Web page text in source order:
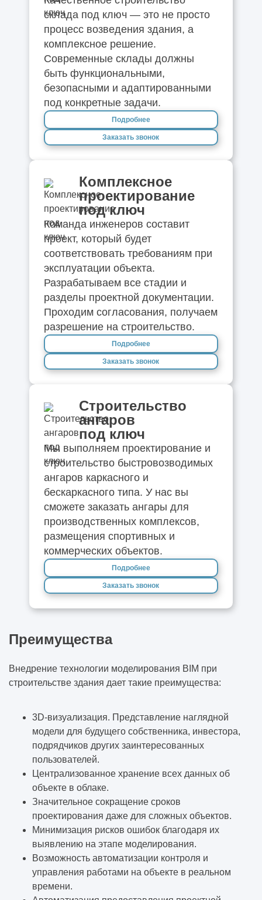
склада под ключ — это не просто
процесс возведения здания, а
комплексное решение.
Современные склады должны
быть функциональными,
безопасными и адаптированными
под конкретные задачи.
Подробнее
Заказать звонок
Комплексное
проектирование
под ключ
Команда инженеров составит
проект, который будет
соответствовать требованиям при
эксплуатации объекта.
Разрабатываем все стадии и
разделы проектной документации.
Проходим согласования, получаем
разрешение на строительство.
Подробнее
Заказать звонок
Строительство
ангаров
под ключ
Мы выполняем проектирование и
строительство быстровозводимых
ангаров каркасного и
бескаркасного типа. У нас вы
сможете заказать ангары для
производственных комплексов,
размещения спортивных и
коммерческих объектов.
Подробнее
Заказать звонок
Преимущества
Внедрение технологии моделирования BIM при
строительстве здания дает такие преимущества:
3D-визуализация. Представление наглядной
модели для будущего собственника, инвестора,
подрядчиков других заинтересованных
пользователей.
Централизованное хранение всех данных об
объекте в облаке.
Значительное сокращение сроков
проектирования даже для сложных объектов.
Минимизация рисков ошибок благодаря их
выявлению на этапе моделирования.
Возможность автоматизации контроля и
управления работами на объекте в реальном
времени.